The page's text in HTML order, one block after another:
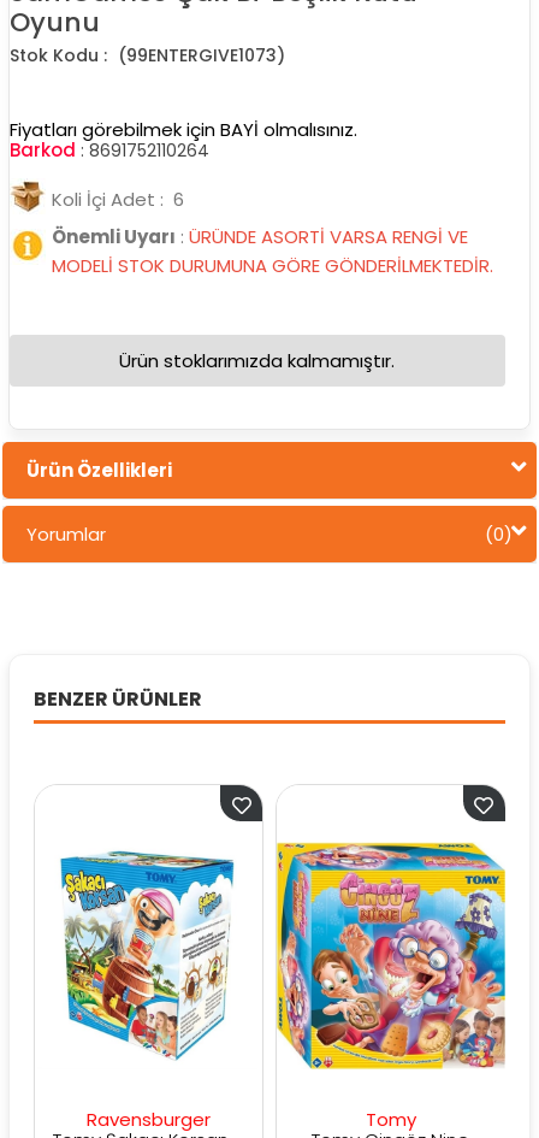
Oyunu
(99ENTERGIVE1073)
Fiyatları görebilmek için BAYİ olmalısınız.
Barkod : 8691752110264
Koli İçi Adet : 6
Önemli Uyarı : ÜRÜNDE ASORTİ VARSA RENGİ VE
MODELİ STOK DURUMUNA GÖRE GÖNDERİLMEKTEDİR.
Ürün stoklarımızda kalmamıştır.
Ürün Özellikleri
Yorumlar (0)
BENZER ÜRÜNLER
Ravensburger